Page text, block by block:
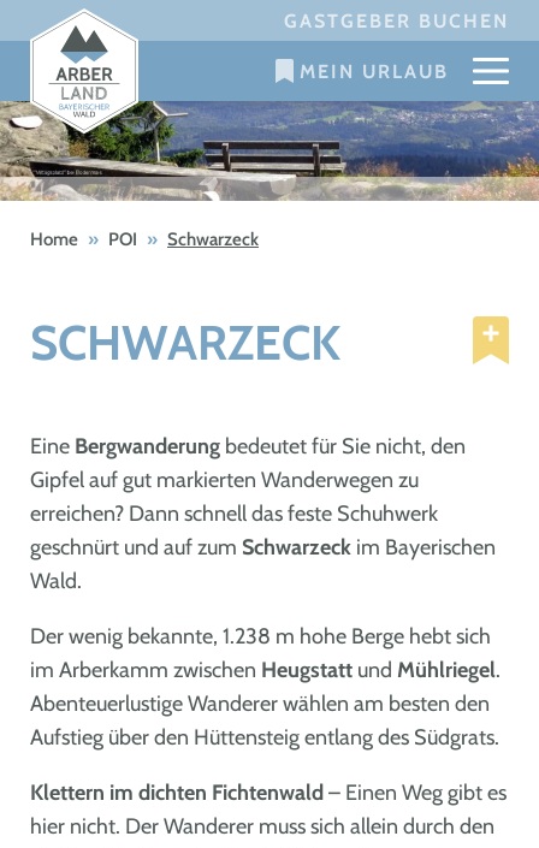
to
content
GASTGEBER BUCHEN
MEIN URLAUB
Home » POI » Schwarzeck
SCHWARZECK
Eine Bergwanderung bedeutet für Sie nicht, den
Gipfel auf gut markierten Wanderwegen zu
erreichen? Dann schnell das feste Schuhwerk
geschnürt und auf zum Schwarzeck im Bayerischen
Wald.
Der wenig bekannte, 1.238 m hohe Berge hebt sich
im Arberkamm zwischen Heugstatt und Mühlriegel.
Abenteuerlustige Wanderer wählen am besten den
Aufstieg über den Hüttensteig entlang des Südgrats.
Klettern im dichten Fichtenwald – Einen Weg gibt es
hier nicht. Der Wanderer muss sich allein durch den